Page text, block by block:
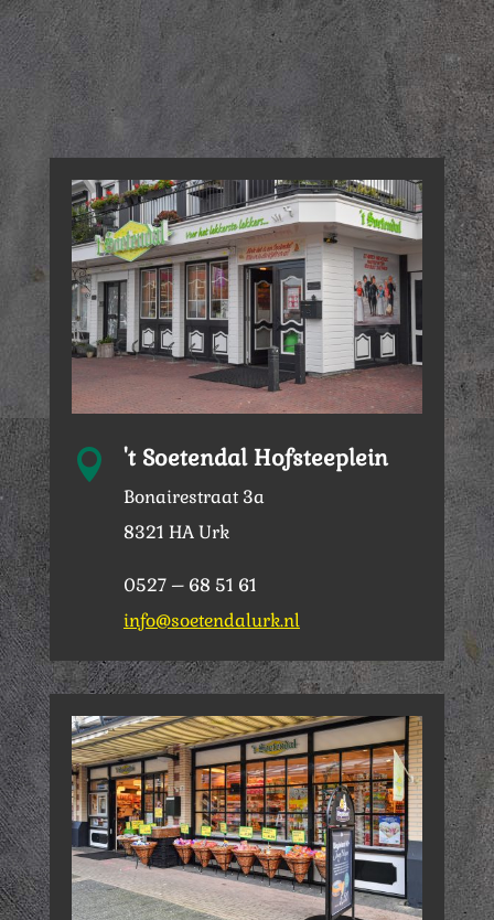
 't Soetendal Hofsteeplein
Bonairestraat 3a
8321 HA Urk
0527 – 68 51 61
info@soetendalurk.nl